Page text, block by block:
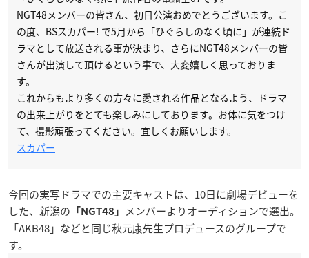
NGT48メンバーの皆さん、初日公演おめでとうございます。こ
の度、BSスカパー! で5月から「ひぐらしのなく頃に」が連続ド
ラマとして放送される事が決まり、さらにNGT48メンバーの皆
さんが出演して頂けるという事で、大変嬉しく思っておりま
す。
これからもより多くの方々に愛される作品となるよう、ドラマ
の出来上がりをとても楽しみにしております。お体に気をつけ
て、撮影頑張ってください。宜しくお願いします。
スカパー
今回の実写ドラマでの主要キャストは、10日に劇場デビューを
した、新潟の 「NGT48」
メンバーよりオーディションで選出。
「AKB48」などと同じ秋元康先生プロデュースのグループで
す。